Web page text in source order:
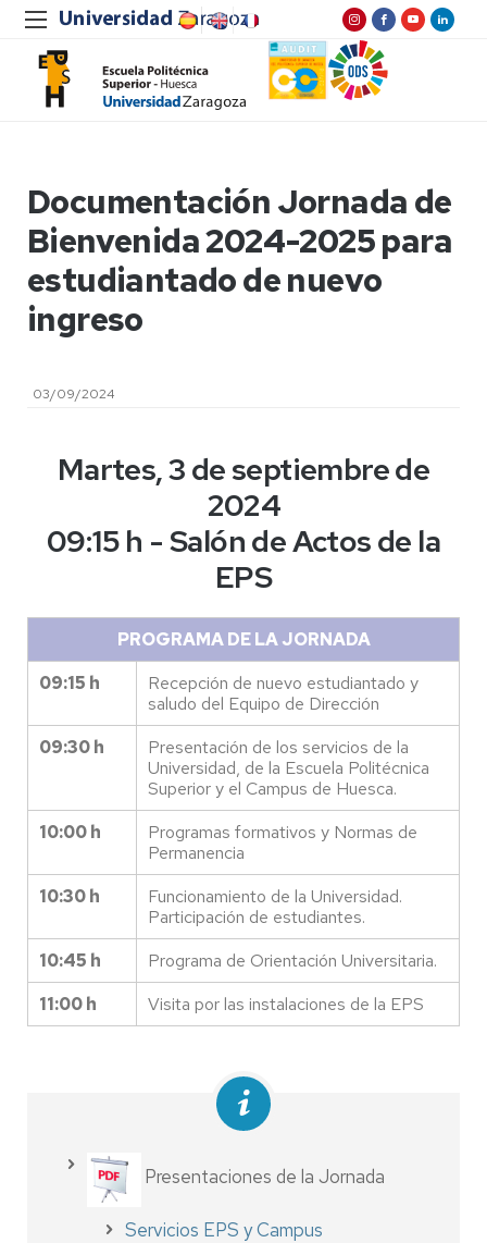
Documentación Jornada de
Bienvenida 2024-2025 para
estudiantado de nuevo
ingreso
03/09/2024
Martes, 3 de septiembre de
2024
09:15 h - Salón de Actos de la
EPS
PROGRAMA DE LA JORNADA
09:15 h
Recepción de nuevo estudiantado y
saludo del Equipo de Dirección
09:30 h
Presentación de los servicios de la
Universidad, de la Escuela Politécnica
Superior y el Campus de Huesca.
10:00 h
Programas formativos y Normas de
Permanencia
10:30 h
Funcionamiento de la Universidad.
Participación de estudiantes.
10:45 h
Programa de Orientación Universitaria.
11:00 h
Visita por las instalaciones de la EPS
Presentaciones de la Jornada
Servicios EPS y Campus